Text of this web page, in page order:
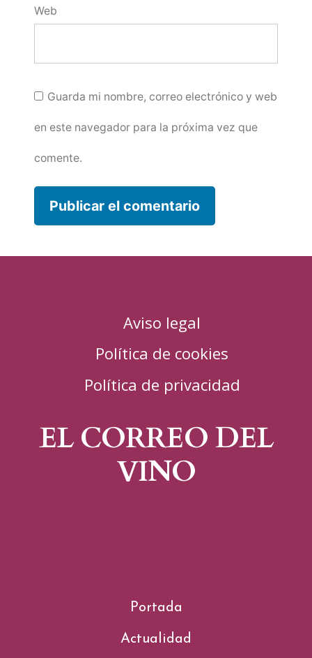
Web
Guarda mi nombre, correo electrónico y web
en este navegador para la próxima vez que
comente.
Aviso legal
Política de cookies
Política de privacidad
EL CORREO DEL
VINO
Portada
Actualidad